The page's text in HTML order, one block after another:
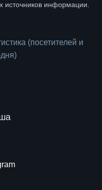
источников информации.